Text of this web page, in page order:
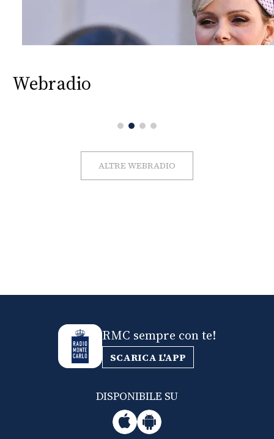
Webradio
ALTRE WEBRADIO
RMC sempre con te!
SCARICA L'APP
DISPONIBILE SU